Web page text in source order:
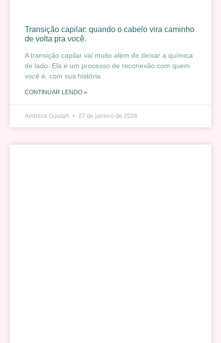
Transição capilar: quando o cabelo vira caminho
de volta pra você.
A transição capilar vai muito além de deixar a química
de lado. Ela é um processo de reconexão com quem
você é, com sua história
CONTINUAR LENDO »
Andreza Goulart 27 de janeiro de 2026